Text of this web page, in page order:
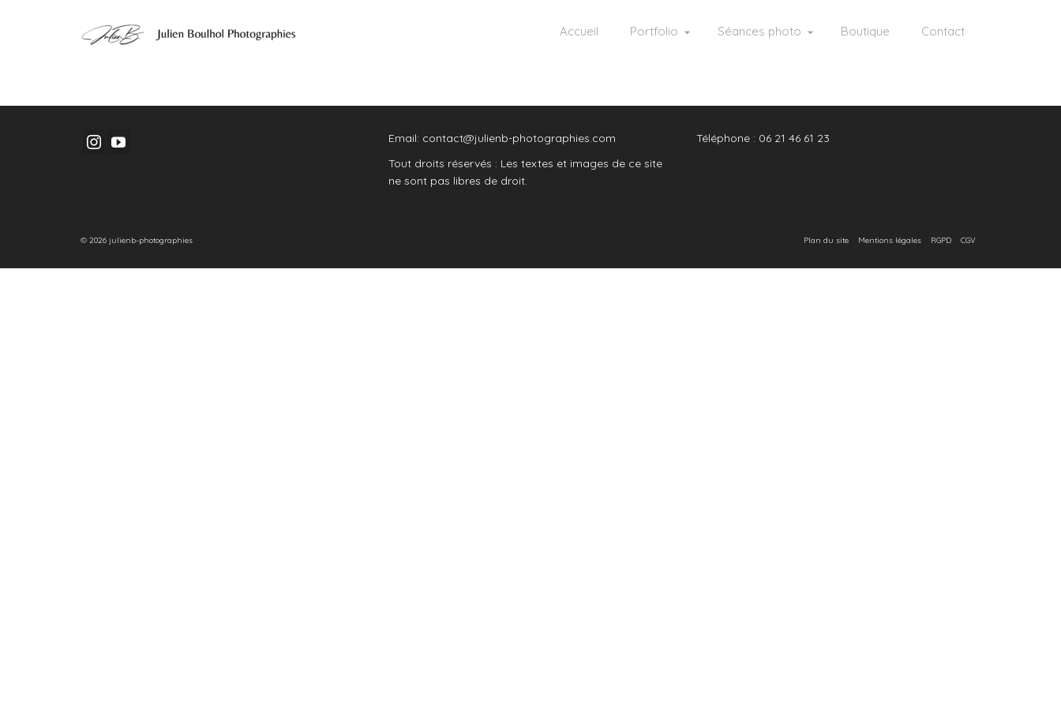
Accueil Portfolio Séances photo Boutique Contact
Email: contact@julienb-photographies.com
Tout droits réservés : Les textes et images de ce site
ne sont pas libres de droit.
Téléphone : 06 21 46 61 23
Plan du site Mentions légales RGPD CGV
© 2026 julienb-photographies